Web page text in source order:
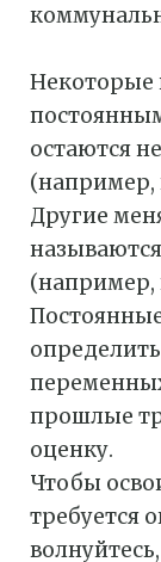
Некоторые
остаются
(например,
Другие
(например,
прошлые
оценку.
Чтобы
требуется